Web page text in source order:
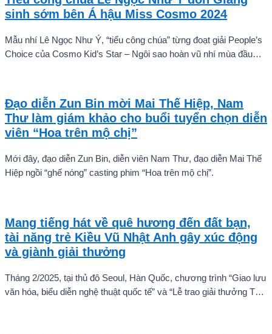
sinh sớm bên Á hậu Miss Cosmo 2024
Mẫu nhí Lê Ngọc Như Ý, “tiểu công chúa” từng đoạt giải People’s
Choice của Cosmo Kid’s Star – Ngôi sao hoàn vũ nhí mùa đầu
Đạo diễn Zun Bin mời Mai Thế Hiệp, Nam
Thư làm giám khảo cho buổi tuyển chọn diễn
viên “Hoa trên mộ chị”
Mới đây, đạo diễn Zun Bin, diễn viên Nam Thư, đạo diễn Mai Thế
Hiệp ngồi “ghế nóng” casting phim “Hoa trên mộ chị”.
Mang tiếng hát về quê hương đến đất bạn,
tài năng trẻ Kiều Vũ Nhật Anh gây xúc động
và giành giải thưởng
Tháng 2/2025, tại thủ đô Seoul, Hàn Quốc, chương trình “Giao lưu
văn hóa, biểu diễn nghệ thuật quốc tế” và “Lễ trao giải thưởng Tài